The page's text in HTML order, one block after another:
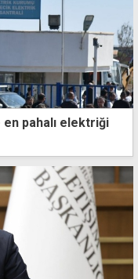
en pahalı elektriği